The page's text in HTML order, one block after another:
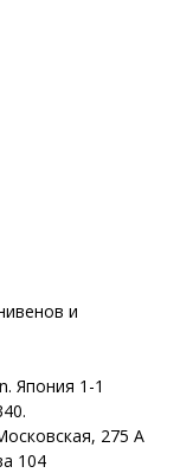
и
Япония 1-1
275 А
104